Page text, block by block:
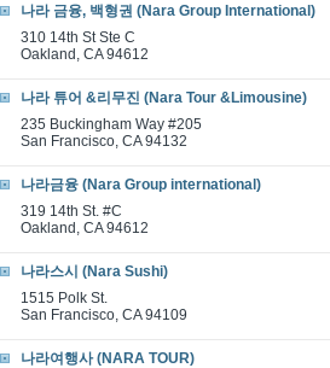
나라 금융, 백형권 (Nara Group International)
310 14th St Ste C
Oakland, CA 94612
나라 튜어 &리무진 (Nara Tour &Limousine)
235 Buckingham Way #205
San Francisco, CA 94132
나라금융 (Nara Group international)
319 14th St. #C
Oakland, CA 94612
나라스시 (Nara Sushi)
1515 Polk St.
San Francisco, CA 94109
나라여행사 (NARA TOUR)